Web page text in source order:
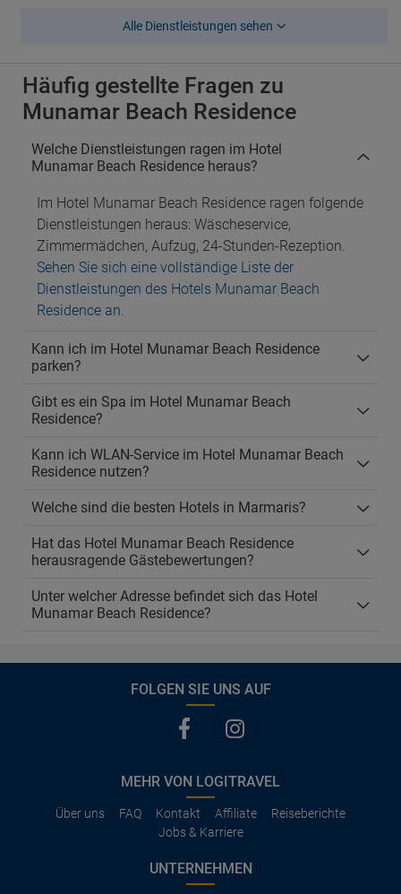
Alle Dienstleistungen sehen
Häufig gestellte Fragen zu
Munamar Beach Residence
Welche Dienstleistungen ragen im Hotel
Munamar Beach Residence heraus?
Im Hotel Munamar Beach Residence ragen folgende
Dienstleistungen heraus: Wäscheservice,
Zimmermädchen, Aufzug, 24-Stunden-Rezeption.
Sehen Sie sich eine vollständige Liste der
Dienstleistungen des Hotels Munamar Beach
Residence an.
Kann ich im Hotel Munamar Beach Residence
parken?
Gibt es ein Spa im Hotel Munamar Beach
Residence?
Kann ich WLAN-Service im Hotel Munamar Beach
Residence nutzen?
Welche sind die besten Hotels in Marmaris?
Hat das Hotel Munamar Beach Residence
herausragende Gästebewertungen?
Unter welcher Adresse befindet sich das Hotel
Munamar Beach Residence?
FOLGEN SIE UNS AUF
MEHR VON LOGITRAVEL
Über uns FAQ Kontakt Affiliate
Reiseberichte
Jobs & Karriere
UNTERNEHMEN